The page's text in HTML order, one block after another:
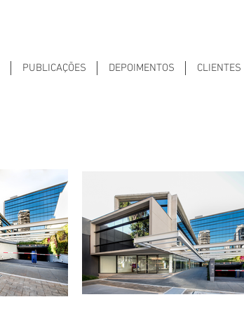
PUBLICAÇÕES DEPOIMENTOS CLIENTES